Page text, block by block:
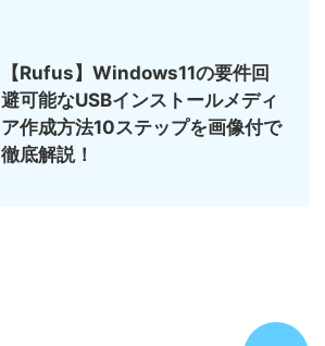
【Rufus】Windows11の要件回
避可能なUSBインストールメディ
ア作成方法10ステップを画像付で
徹底解説！